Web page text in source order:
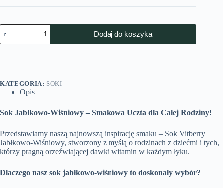
Dodaj do koszyka
KATEGORIA: SOKI
Opis
Sok Jabłkowo-Wiśniowy – Smakowa Uczta dla Całej Rodziny!
Przedstawiamy naszą najnowszą inspirację smaku – Sok Vitberry
Jabłkowo-Wiśniowy, stworzony z myślą o rodzinach z dziećmi i tych,
którzy pragną orzeźwiającej dawki witamin w każdym łyku.
Dlaczego nasz sok jabłkowo-wiśniowy to doskonały wybór?